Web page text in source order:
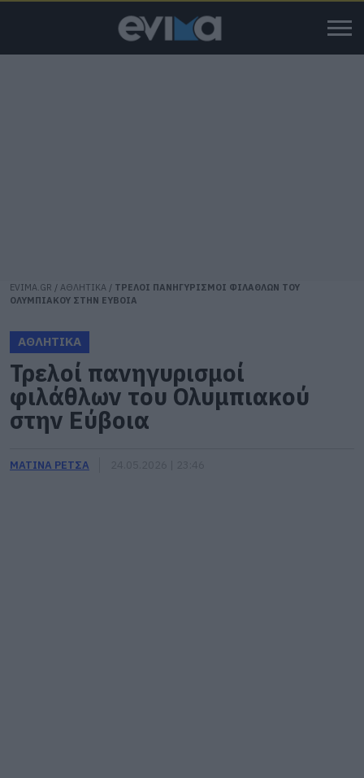
EVIMA.GR / ΑΘΛΗΤΙΚΑ / ΤΡΕΛΟΙ ΠΑΝΗΓΥΡΙΣΜΟΙ ΦΙΛΑΘΛΩΝ ΤΟΥ
ΟΛΥΜΠΙΑΚΟΥ ΣΤΗΝ ΕΥΒΟΙΑ
ΑΘΛΗΤΙΚΑ
Τρελοί πανηγυρισμοί
φιλάθλων του Ολυμπιακού
στην Εύβοια
ΜΑΤΙΝΑ ΡΕΤΣΑ